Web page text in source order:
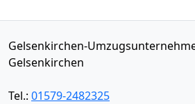
Gelsenkirchen-
Gelsenkirchen
Tel.: 01579-2482325